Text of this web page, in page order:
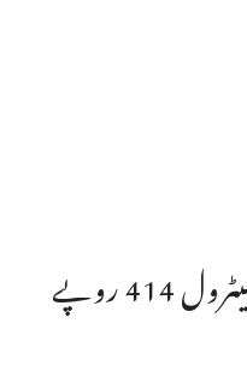
مہنگائی کا ایک اور جھٹکا، پیٹرول 414 روپے